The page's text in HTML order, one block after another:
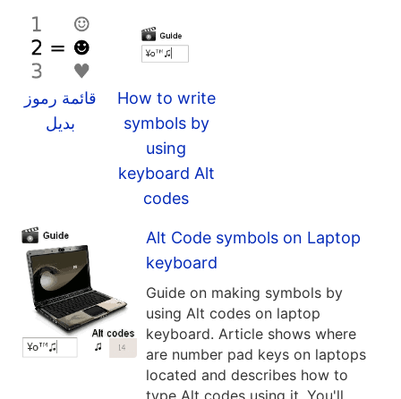
قائمة رموز
بديل
How to write
symbols by
using
keyboard Alt
codes
Alt Code symbols on Laptop
keyboard
Guide on making symbols by
using Alt codes on laptop
keyboard. Article shows where
are number pad keys on laptops
located and describes how to
type Alt codes using it. You'll